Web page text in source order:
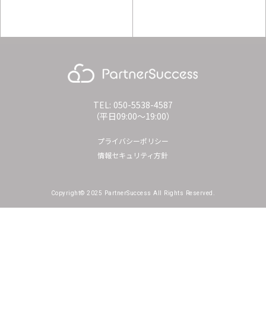
TEL: 050-5538-4587
（平日09:00〜19:00）
プライバシーポリシー
情報セキュリティ方針
Copyright© 2025 PartnerSuccess All Rights Reserved.